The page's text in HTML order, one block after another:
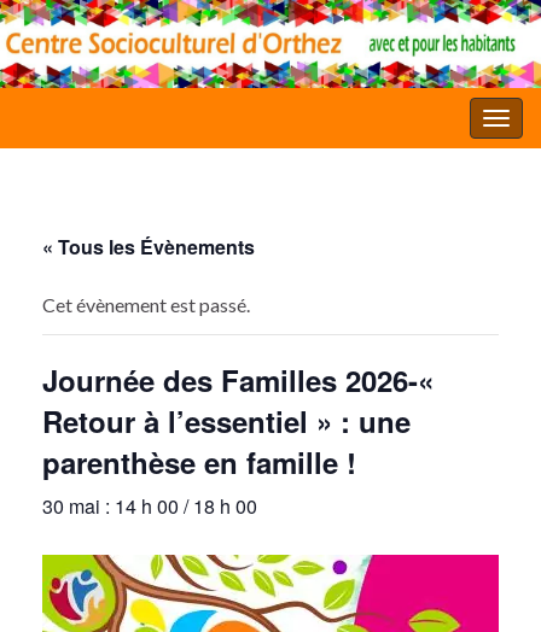
« Tous les Évènements
Cet évènement est passé.
Journée des Familles 2026-«
Retour à l’essentiel » : une
parenthèse en famille !
30 mai : 14 h 00 /18 h 00